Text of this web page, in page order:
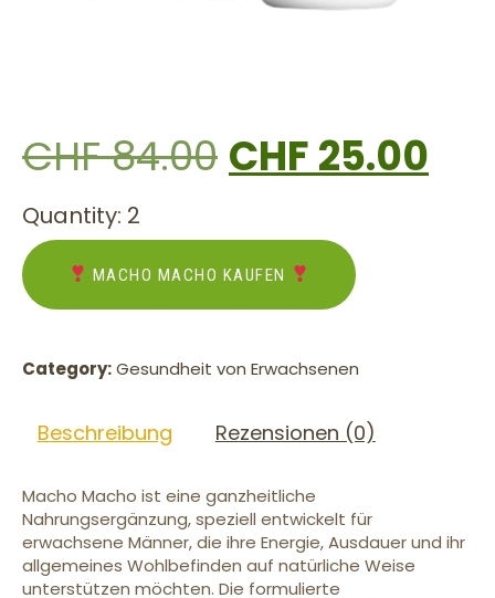
CHF84.00CHF25.00
Quantity: 2
MACHO MACHO KAUFEN
Category:Gesundheit von Erwachsenen
Beschreibung Rezensionen (0)
Macho Macho ist eine ganzheitliche
Nahrungsergänzung, speziell entwickelt für
erwachsene Männer, die ihre Energie, Ausdauer und ihr
allgemeines Wohlbefinden auf natürliche Weise
unterstützen möchten. Die formulierte